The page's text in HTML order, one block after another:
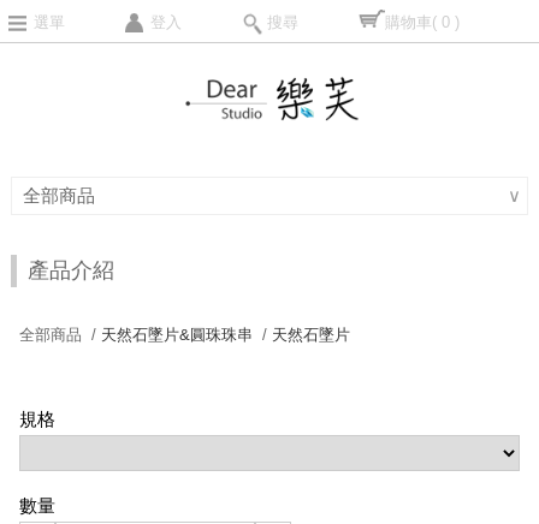
選單 登入 搜尋 購物車( 0 )
全部商品 ∨
產品介紹
全部商品 / 天然石墜片&圓珠珠串 / 天然石墜片
規格
數量